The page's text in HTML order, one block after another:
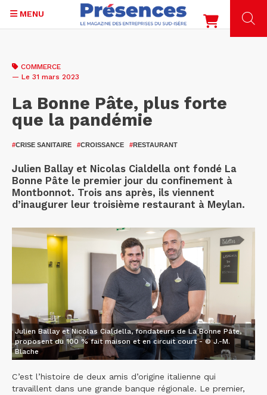
contenu
MENU
COMMERCE
— Le 31 mars 2023
La Bonne Pâte, plus forte
que la pandémie
#CRISE SANITAIRE #CROISSANCE #RESTAURANT
Julien Ballay et Nicolas Cialdella ont fondé La
Bonne Pâte le premier jour du confinement à
Montbonnot. Trois ans après, ils viennent
d’inaugurer leur troisième restaurant à Meylan.
Julien Ballay et Nicolas Cialdella, fondateurs de La Bonne Pâte,
proposent du 100 % fait maison et en circuit court - © J.-M.
Blache
C’est l’histoire de deux amis d’origine italienne qui
travaillent dans une grande banque régionale. Le premier,